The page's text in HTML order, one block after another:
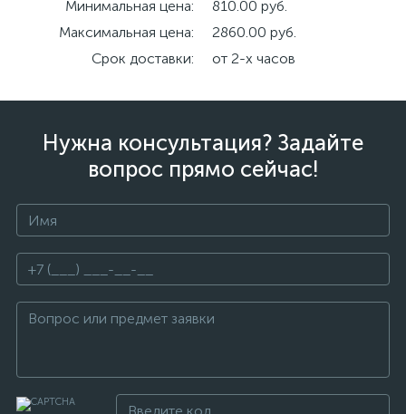
Минимальная цена:
810.00 руб.
Максимальная цена:
2860.00 руб.
Срок доставки:
от 2-х часов
Нужна консультация? Задайте
вопрос прямо сейчас!